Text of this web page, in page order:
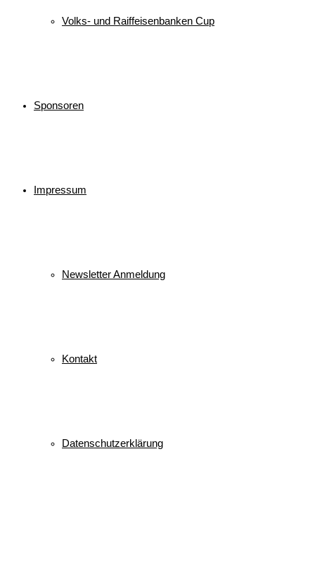
Volks- und Raiffeisenbanken Cup
Sponsoren
Impressum
Newsletter Anmeldung
Kontakt
Datenschutzerklärung